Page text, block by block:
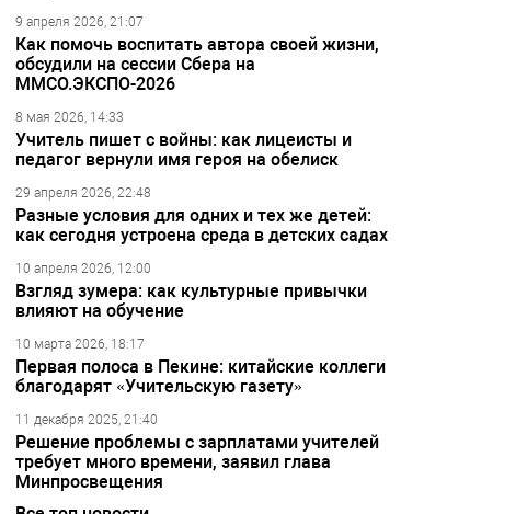
9 апреля 2026, 21:07
Как помочь воспитать автора своей жизни,
обсудили на сессии Сбера на
ММСО.ЭКСПО-2026
8 мая 2026, 14:33
Учитель пишет с войны: как лицеисты и
педагог вернули имя героя на обелиск
29 апреля 2026, 22:48
Разные условия для одних и тех же детей:
как сегодня устроена среда в детских садах
10 апреля 2026, 12:00
Взгляд зумера: как культурные привычки
влияют на обучение
10 марта 2026, 18:17
Первая полоса в Пекине: китайские коллеги
благодарят «Учительскую газету»
11 декабря 2025, 21:40
Решение проблемы с зарплатами учителей
требует много времени, заявил глава
Минпросвещения